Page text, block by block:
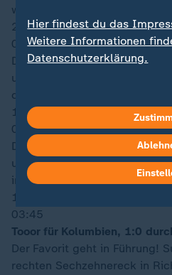
war aber vorhersehbar und
20′
03:51
Díaz wird halblinks an der
und er hält sofort drauf. Sein
direkt in die Arme von Ati-Zigi.
17′
03:48
Die Südamerikaner kommen
und drängen bereits auf das
in dieser Phase aufpassen.
14′
03:45
Tooor für Kolumbien, 1:0
Der Favorit geht in Führung!
rechten Sechzehnereck in
Hier findest du das
Weitere Informationen
Datenschutzerklärung.